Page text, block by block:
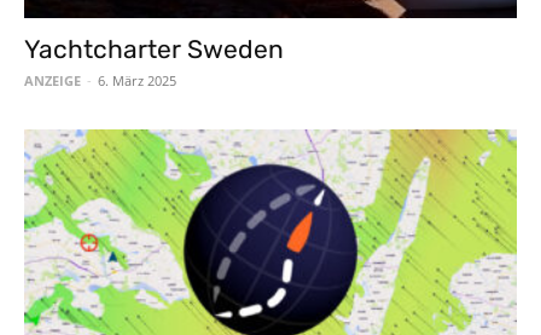
Yachtcharter Sweden
ANZEIGE - 6. März 2025